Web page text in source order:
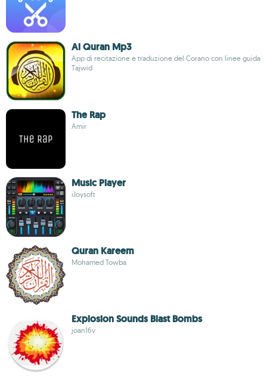
Al Quran Mp3
App di recitazione e traduzione del Corano con linee guida
Tajwid
The Rap
Amir
Music Player
iJoysoft
Quran Kareem
Mohamed Towba
Explosion Sounds Blast Bombs
joan16v